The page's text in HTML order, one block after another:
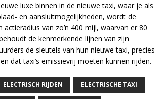
luxe binnen in de nieuwe taxi, waar je als
en aansluitmogelijkheden, wordt de
van zo’n 400 mijl, waarvan er 80
de kenmerkende lijnen van zijn
de sleutels van hun nieuwe taxi, precies
dat taxi’s emissievrij moeten kunnen rijden.
ELECTRISCH RIJDEN ELECTRISCHE TAXI